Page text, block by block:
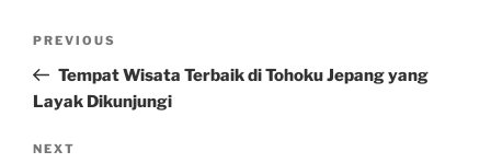
Previous
Post
PREVIOUS
Tempat Wisata Terbaik di Tohoku Jepang yang
Layak Dikunjungi
Next
NEXT